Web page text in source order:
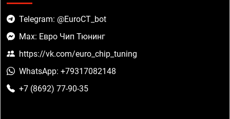
Telegram: @EuroCT_bot
Max: Евро Чип Тюнинг
https://vk.com/euro_chip_tuning
WhatsApp: +79317082148
+7 (8692) 77-90-35